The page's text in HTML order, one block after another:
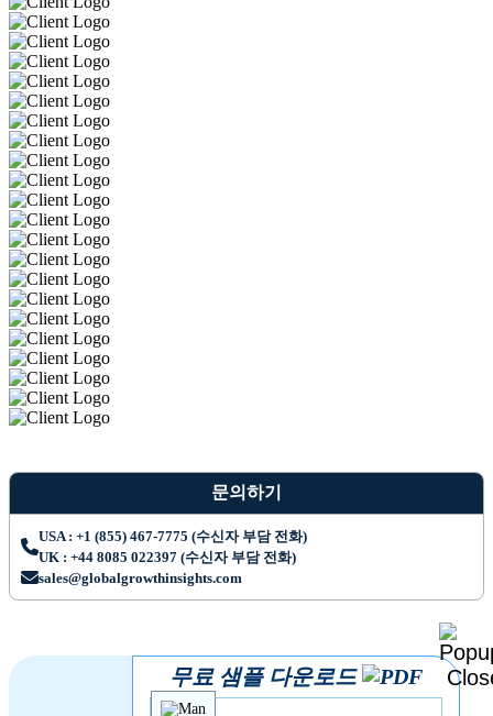
문의하기
USA : +1 (855) 467-7775 (수신자 부담 전화)
UK : +44 8085 022397 (수신자 부담 전화)
sales@globalgrowthinsights.com
무료 샘플 다운로드